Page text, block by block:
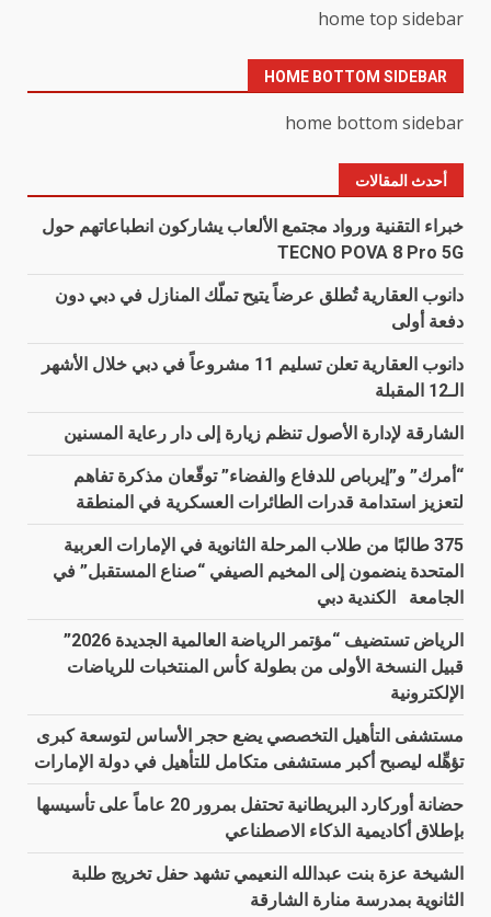
home top sidebar
HOME BOTTOM SIDEBAR
home bottom sidebar
أحدث المقالات
خبراء التقنية ورواد مجتمع الألعاب يشاركون انطباعاتهم حول
TECNO POVA 8 Pro 5G
دانوب العقارية تُطلق عرضاً يتيح تملّك المنازل في دبي دون
دفعة أولى
دانوب العقارية تعلن تسليم 11 مشروعاً في دبي خلال الأشهر
الـ12 المقبلة
الشارقة لإدارة الأصول تنظم زيارة إلى دار رعاية المسنين
“أمرك” و”إيرباص للدفاع والفضاء” توقّعان مذكرة تفاهم
لتعزيز استدامة قدرات الطائرات العسكرية في المنطقة
375 طالبًا من طلاب المرحلة الثانوية في الإمارات العربية
المتحدة ينضمون إلى المخيم الصيفي “صناع المستقبل” في
الجامعة الكندية دبي
الرياض تستضيف “مؤتمر الرياضة العالمية الجديدة 2026”
قبيل النسخة الأولى من بطولة كأس المنتخبات للرياضات
الإلكترونية
مستشفى التأهيل التخصصي يضع حجر الأساس لتوسعة كبرى
تؤهِّله ليصبح أكبر مستشفى متكامل للتأهيل في دولة الإمارات
حضانة أوركارد البريطانية تحتفل بمرور 20 عاماً على تأسيسها
بإطلاق أكاديمية الذكاء الاصطناعي
الشيخة عزة بنت عبدالله النعيمي تشهد حفل تخريج طلبة
الثانوية بمدرسة منارة الشارقة